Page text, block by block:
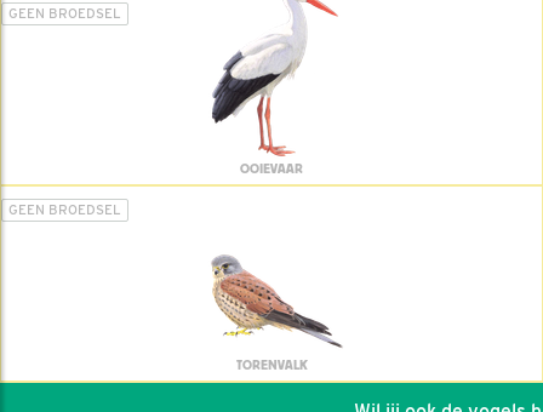
GEEN BROEDSEL
OOIEVAAR
GEEN BROEDSEL
TORENVALK